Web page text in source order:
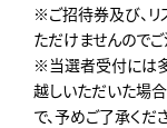
※ご招待券及び、リ
ただけませんのでご
※当選者受付には
越しいただいた場
で、予めご了承くだ